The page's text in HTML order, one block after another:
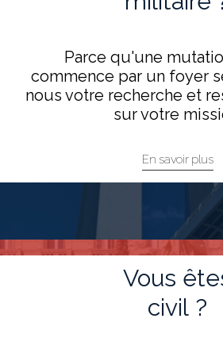
Parce qu'une
commence par un foyer
nous votre recherche et
sur votre
En savoir plus
Vous
civil ?